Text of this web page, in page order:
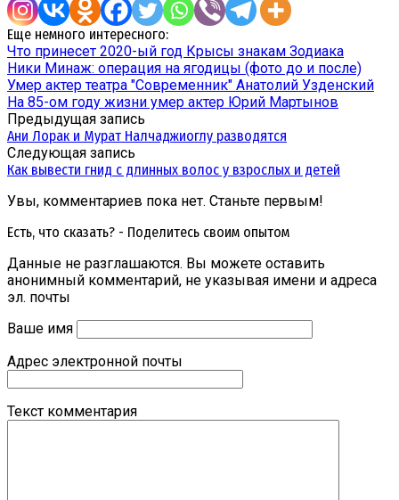
Еще немного интересного:
Что принесет 2020-ый год Крысы знакам Зодиака
Ники Минаж: операция на ягодицы (фото до и после)
Умер актер театра "Современник" Анатолий Узденский
На 85-ом году жизни умер актер Юрий Мартынов
Предыдущая запись
Ани Лорак и Мурат Налчаджиоглу разводятся
Следующая запись
Как вывести гнид с длинных волос у взрослых и детей
Увы, комментариев пока нет. Станьте первым!
Есть, что сказать? - Поделитесь своим опытом
Данные не разглашаются. Вы можете оставить
анонимный комментарий, не указывая имени и адреса
эл. почты
Ваше имя
Адрес электронной почты
Текст комментария